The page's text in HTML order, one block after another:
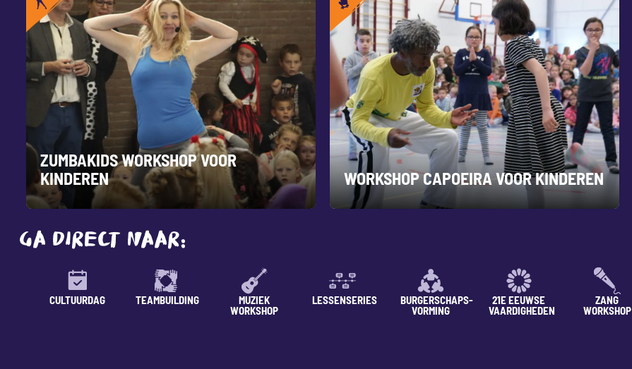
ZUMBAKIDS WORKSHOP VOOR
KINDEREN
WORKSHOP CAPOEIRA VOOR KINDEREN
GA DIRECT NAAR:
CULTUURDAG TEAMBUILDING
MUZIEK
WORKSHOP
LESSENSERIES
BURGERSCHAPS-
VORMING
21E EEUWSE
VAARDIGHEDEN
ZANG
WORKSHOP